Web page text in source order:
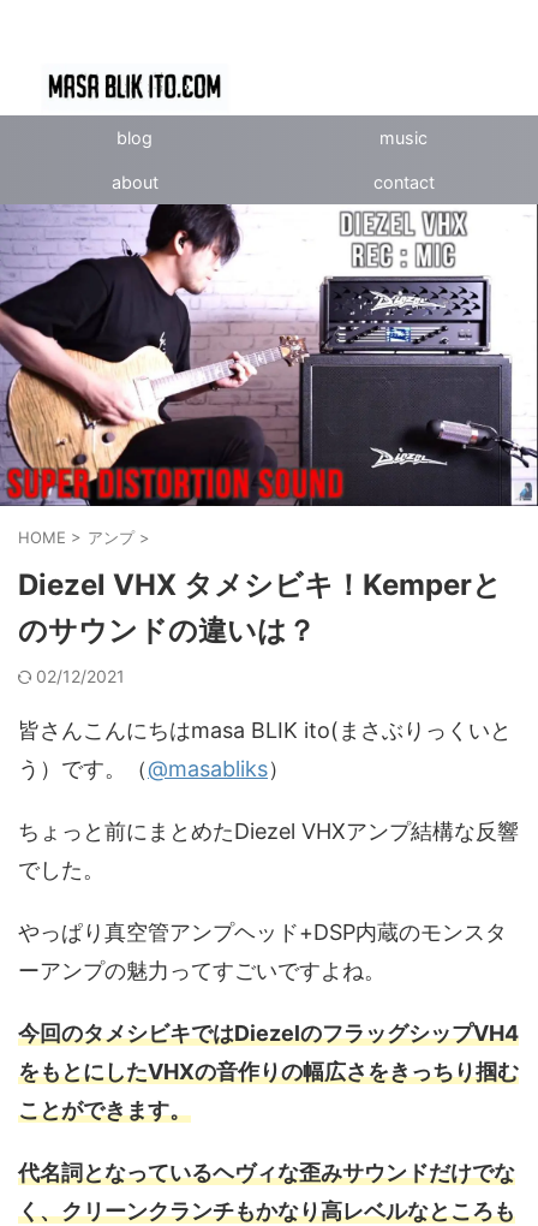
blog music
about contact
HOME > アンプ >
Diezel VHX タメシビキ！Kemperと
のサウンドの違いは？
02/12/2021
皆さんこんにちはmasa BLIK ito(まさぶりっくいと
う）です。（@masabliks）
ちょっと前にまとめたDiezel VHXアンプ結構な反響
でした。
やっぱり真空管アンプヘッド+DSP内蔵のモンスタ
ーアンプの魅力ってすごいですよね。
今回のタメシビキではDiezelのフラッグシップVH4
をもとにしたVHXの音作りの幅広さをきっちり掴む
ことができます。
代名詞となっているヘヴィな歪みサウンドだけでな
く、クリーンクランチもかなり高レベルなところも